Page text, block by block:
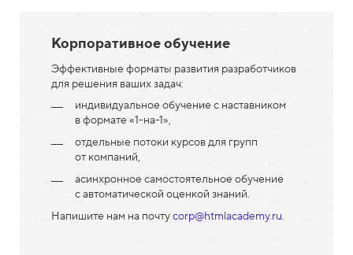
Корпоративное обучение
Эффективные форматы развития разработчиков
для решения ваших задач:
индивидуальное обучение с наставником
в формате «1-на-1»,
отдельные потоки курсов для групп
от компаний,
асинхронное самостоятельное обучение
с автоматической оценкой знаний.
Напишите нам на почтуcorp@htmlacademy.ru.